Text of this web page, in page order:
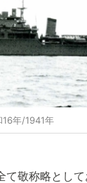
16年/1941年
敬称略として